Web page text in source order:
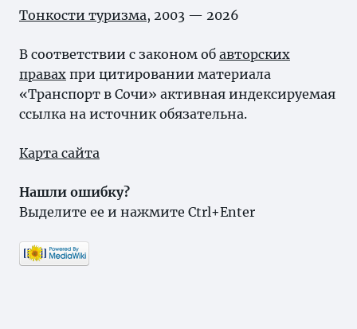
Тонкости туризма, 2003 — 2026
В соответствии с законом об авторских
правах при цитировании материала
«Транспорт в Сочи» активная индексируемая
ссылка на источник обязательна.
Карта сайта
Нашли ошибку?
Выделите ее и нажмите Ctrl+Enter